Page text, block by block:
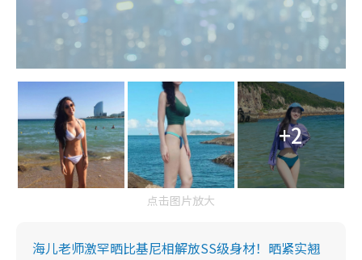
+2
点击图片放大
海儿老师激罕晒比基尼相解放SS级身材！晒紧实翘